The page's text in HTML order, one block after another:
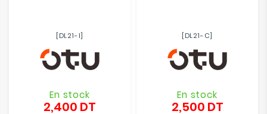
[DL21-I]
En stock
2,400 DT
[DL21-C]
En stock
2,500 DTPrix